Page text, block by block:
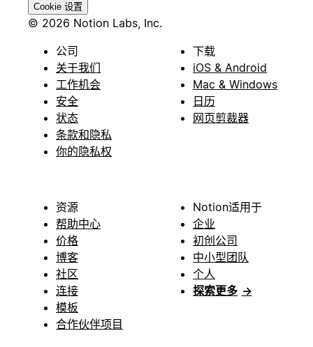
Cookie 设置
© 2026 Notion Labs, Inc.
公司
关于我们
工作机会
安全
状态
条款和隐私
你的隐私权
下载
iOS & Android
Mac & Windows
日历
网页剪裁器
资源
帮助中心
价格
博客
社区
连接
模板
合作伙伴项目
Notion适用于
企业
初创公司
中小型团队
个人
探索更多 →